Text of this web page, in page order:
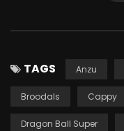
TAGS Anzu
Broodals Cappy
Dragon Ball Super